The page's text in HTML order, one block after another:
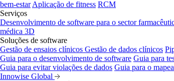
bem-estar Aplicação de fitness RCM
Serviços
Desenvolvimento de software para o sector
médica 3D
Soluções de software
Gestão de ensaios clínicos Gestão de dados clínicos
Guia para o desenvolvimento de software Guia para
Guia para evitar violações de dados Guia para o
Innowise Global